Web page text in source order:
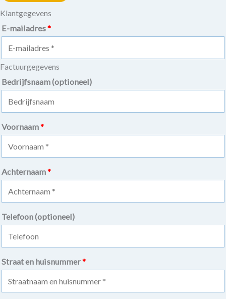
Klantgegevens
E-mailadres*
Factuurgegevens
Bedrijfsnaam(optioneel)
Voornaam*
Achternaam*
Telefoon(optioneel)
Straat en huisnummer*